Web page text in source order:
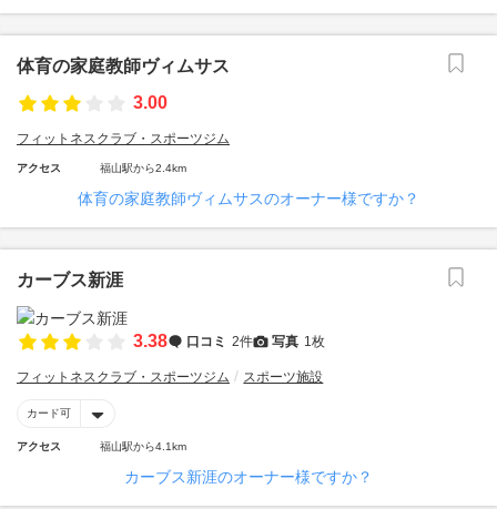
体育の家庭教師ヴィムサス
3.00
フィットネスクラブ・スポーツジム
アクセス 福山駅から2.4km
体育の家庭教師ヴィムサスのオーナー様ですか？
カーブス新涯
3.38 口コミ 2件 写真 1枚
フィットネスクラブ・スポーツジム スポーツ施設
カード可
アクセス 福山駅から4.1km
カーブス新涯のオーナー様ですか？